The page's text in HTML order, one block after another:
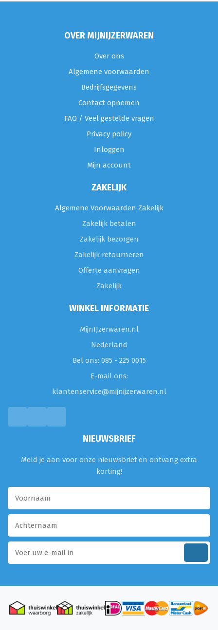
OVER MIJNIJZERWAREN
Over ons
Algemene voorwaarden
Bedrijfsgegevens
Contact opnemen
FAQ / Veel gestelde vragen
Privacy policy
Inloggen
Mijn account
ZAKELIJK
Algemene Voorwaarden Zakelijk
Zakelijk betalen
Zakelijk bezorgen
Zakelijk retourneren
Offerte aanvragen
Zakelijk
WINKEL INFORMATIE
MijnIJzerwaren.nl
Nederland
Bel ons: 085 - 225 0015
E-mail ons:
klantenservice@mijnijzerwaren.nl
NIEUWSBRIEF
Meld je aan voor onze nieuwsbrief en ontvang extra
korting!